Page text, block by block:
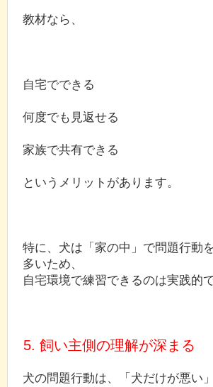
教材なら、
自宅でできる
何度でも見返せる
家族で共有できる
というメリットがあります。
特に、犬は「家の中」で問題行動
多いため、
自宅環境で練習できるのは実践的で
5. 飼い主側の理解が深まる
犬の問題行動は、「犬だけが悪い